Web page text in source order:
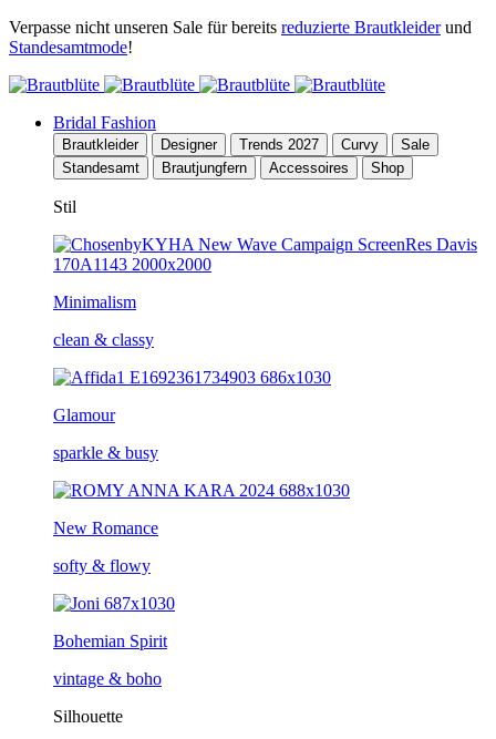
Verpasse nicht unseren Sale für bereits reduzierte Brautkleiderund
Standesamtmode!
Bridal Fashion
Brautkleider Designer Trends 2027 Curvy
Sale
Standesamt
Brautjungfern Accessoires Shop
Stil
Minimalism
clean & classy
Glamour
sparkle & busy
New Romance
softy & flowy
Bohemian Spirit
vintage & boho
Silhouette